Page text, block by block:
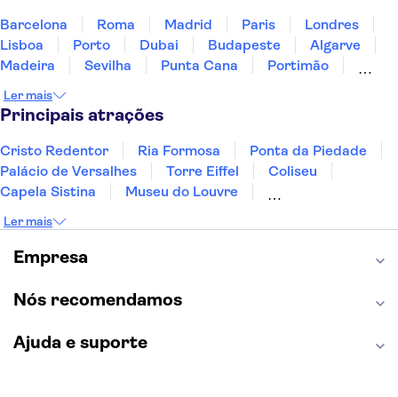
Barcelona Roma Madrid Paris
Londres
Lisboa
Porto Dubai Budapeste
Algarve
Madeira
Sevilha Punta Cana
Portimão
Sesimbra
Ler mais
Principais atrações
Cristo Redentor Ria Formosa
Ponta da Piedade
Palácio de Versalhes
Torre Eiffel
Coliseu
Capela Sistina
Museu do Louvre
Torre de Belém
Caminito del Rey
Castelo de São Jorge
Mosteiro dos Jerónimos
Ler mais
Empresa
Nós recomendamos
Ajuda e suporte